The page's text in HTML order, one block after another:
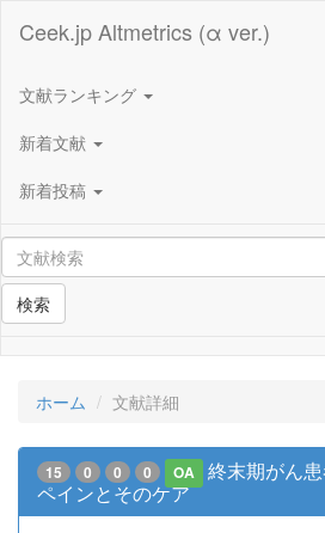
Ceek.jp Altmetrics (α ver.)
文献ランキング
新着文献
新着投稿
検索
ホーム 文献詳細
15 0 0 0 OA
終末期がん
ペインとそのケア